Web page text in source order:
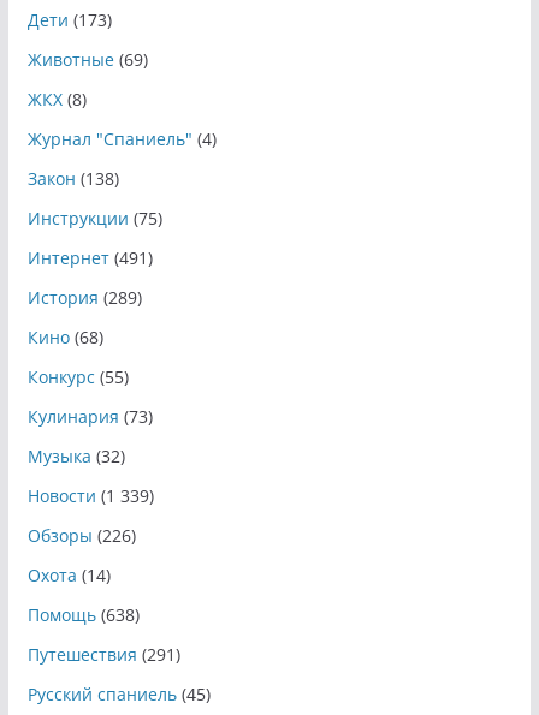
Дети (173)
Животные(69)
ЖКХ(8)
Журнал "Спаниель" (4)
Закон (138)
Инструкции (75)
Интернет(491)
История (289)
Кино(68)
Конкурс (55)
Кулинария (73)
Музыка (32)
Новости (1 339)
Обзоры (226)
Охота (14)
Помощь(638)
Путешествия (291)
Русский спаниель(45)